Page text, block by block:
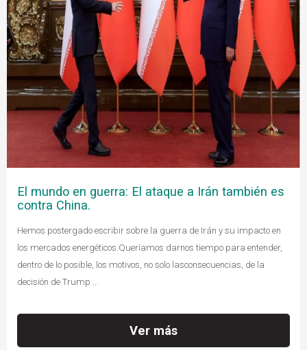
El mundo en guerra: El ataque a Irán también es
contra China.
Hemos postergado escribir sobre la guerra de Irán y su impacto en
los mercados energéticos.Queríamos darnos tiempo para entender,
dentro de lo posible, los motivos, no solo lasconsecuencias, de la
decisión de Trump ...
Ver más